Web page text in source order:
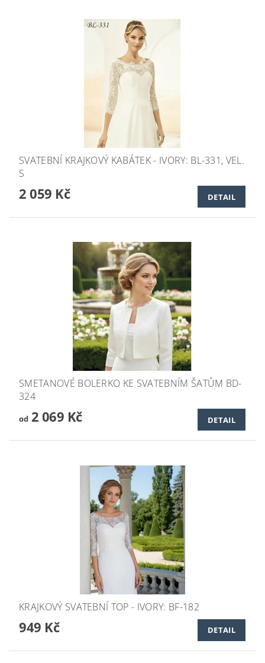
SVATEBNÍ KRAJKOVÝ KABÁTEK - IVORY: BL-331, VEL.
S
2 059 Kč DETAIL
SMETANOVÉ BOLERKO KE SVATEBNÍM ŠATŮM BD-
324
od2 069 Kč DETAIL
KRAJKOVÝ SVATEBNÍ TOP - IVORY: BF-182
949 Kč DETAIL